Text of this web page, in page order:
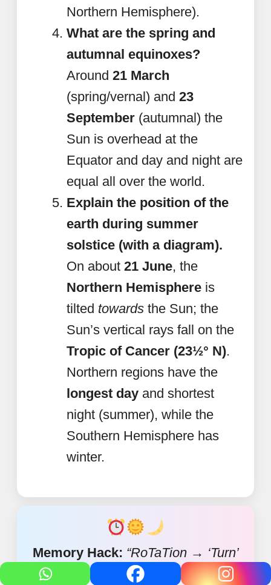
Northern Hemisphere).
What are the spring and
autumnal equinoxes?
Around 21 March
(spring/vernal) and 23
September (autumnal) the
Sun is overhead at the
Equator and day and night are
equal all over the world.
Explain the position of the
earth during summer
solstice (with a diagram).
On about 21 June, the
Northern Hemisphere is
tilted towards the Sun; the
Sun’s vertical rays fall on the
Tropic of Cancer (23½° N).
Northern regions have the
longest day and shortest
night (summer), while the
Southern Hemisphere has
winter.
Memory Hack: “RoTaTion → ‘Turn’
→ day & night • RevoLuTion →